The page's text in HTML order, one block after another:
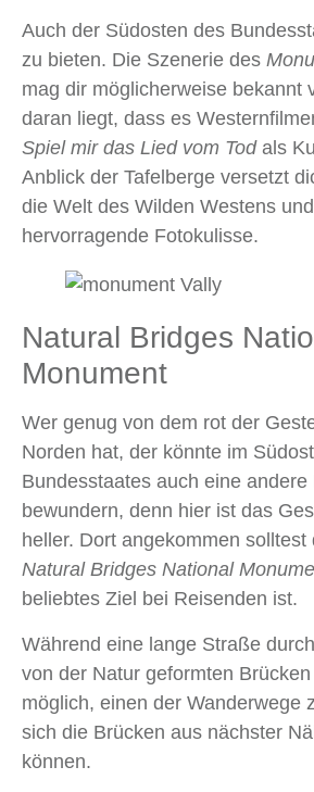
Auch der Südosten des
zu bieten. Die Szenerie des
mag dir möglicherweise bekannt
daran liegt, dass es
Spiel mir das Lied vom Todals
Anblick der Tafelberge versetzt
die Welt des Wilden Westens
hervorragende Fotokulisse.
Natural Bridges
Monument
Wer genug von dem rot der
Norden hat, der könnte im
Bundesstaates auch eine andere
bewundern, denn hier ist das
heller. Dort angekommen
Natural Bridges National
beliebtes Ziel bei Reisenden ist.
Während eine lange Straße
von der Natur geformten
möglich, einen der Wanderwege
sich die Brücken aus nächster
können.